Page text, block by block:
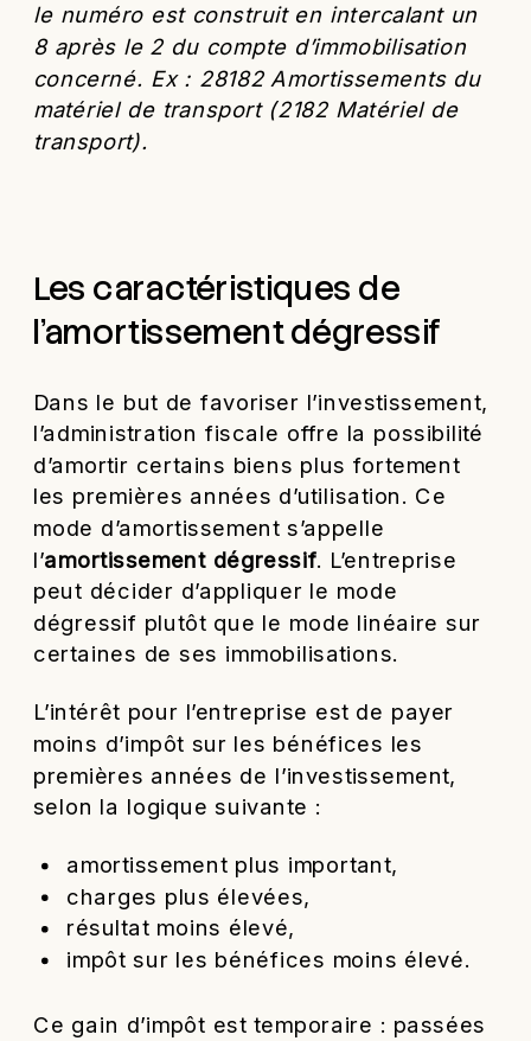
le numéro est construit en intercalant un
8 après le 2 du compte d’immobilisation
concerné. Ex : 28182 Amortissements du
matériel de transport (2182 Matériel de
transport).
Les caractéristiques de
l’amortissement dégressif
Dans le but de favoriser l’investissement,
l’administration fiscale offre la possibilité
d’amortir certains biens plus fortement
les premières années d’utilisation. Ce
mode d’amortissement s’appelle
l’amortissement dégressif. L’entreprise
peut décider d’appliquer le mode
dégressif plutôt que le mode linéaire sur
certaines de ses immobilisations.
L’intérêt pour l’entreprise est de payer
moins d’impôt sur les bénéfices les
premières années de l’investissement,
selon la logique suivante :
amortissement plus important,
charges plus élevées,
résultat moins élevé,
impôt sur les bénéfices moins élevé.
Ce gain d’impôt est temporaire : passées